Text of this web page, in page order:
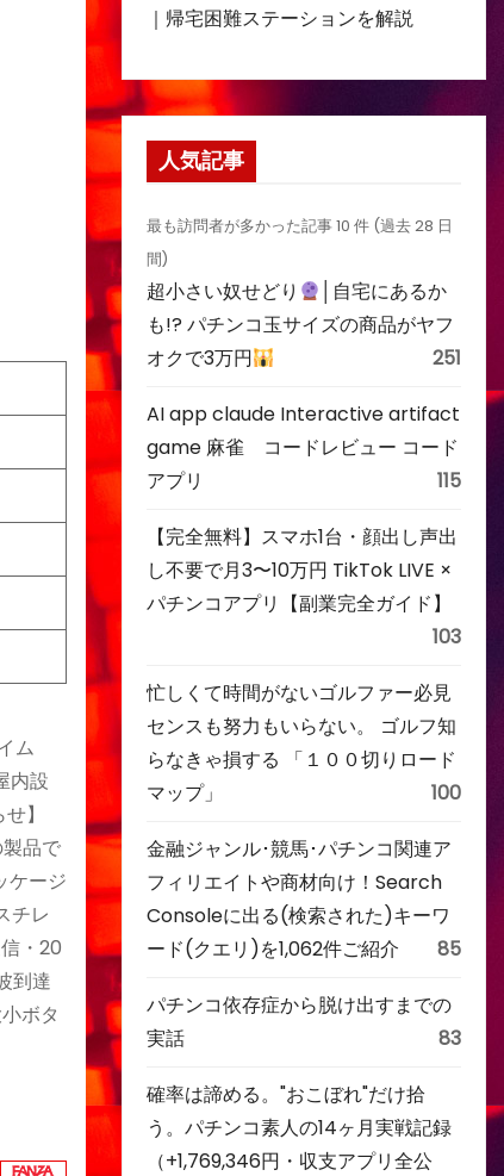
ム
内設
】
品で
ケージ
チレ
・20
到達
ボタ
｜帰宅困難ステーションを解説
人気記事
最も訪問者が多かった記事 10 件 (過去 28 日
間)
超小さい奴せどり
│自宅にあるか
も!? パチンコ玉サイズの商品がヤフ
オクで3万円
251
AI app claude Interactive artifact
game 麻雀 コードレビュー コード
アプリ
115
【完全無料】スマホ1台・顔出し声出
し不要で月3〜10万円 TikTok LIVE ×
パチンコアプリ【副業完全ガイド】
103
忙しくて時間がないゴルファー必見
センスも努力もいらない。 ゴルフ知
らなきゃ損する 「１００切りロード
マップ」
100
金融ジャンル･競馬･パチンコ関連ア
フィリエイトや商材向け！Search
Consoleに出る(検索された)キーワ
ード(クエリ)を1,062件ご紹介
85
パチンコ依存症から脱け出すまでの
実話
83
確率は諦める。"おこぼれ"だけ拾
う。パチンコ素人の14ヶ月実戦記録
（+1,769,346円・収支アプリ全公